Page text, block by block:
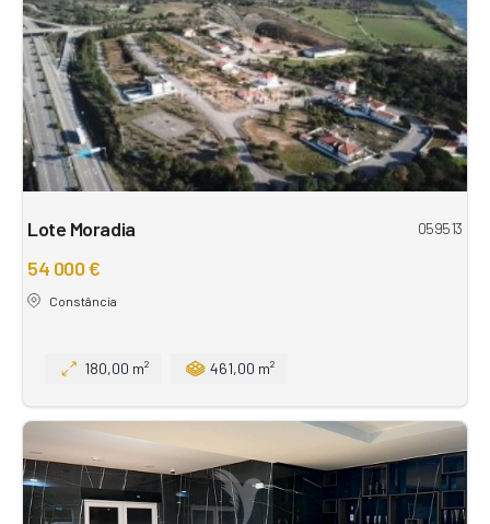
Lote Moradia 059513
54 000 €
Constância
180,00 m² 461,00 m²